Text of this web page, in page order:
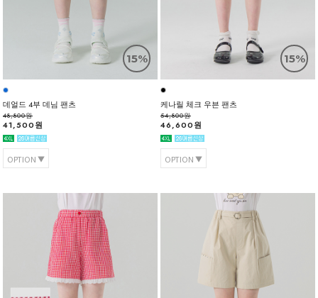
15%
데얼드 4부 데님 팬츠
48,800원
41,500원
OPTION
15%
케나릴 체크 우븐 팬츠
54,800원
46,600원
OPTION